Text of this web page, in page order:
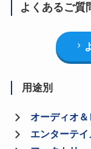
よくあるご質
用途別
オーディオ
エンターテイ